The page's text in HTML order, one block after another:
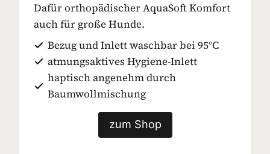
Dafür orthopädischer AquaSoft Komfort
auch für große Hunde.
Bezug und Inlett waschbar bei 95°C
atmungsaktives Hygiene-Inlett
haptisch angenehm durch
Baumwollmischung
zum Shop